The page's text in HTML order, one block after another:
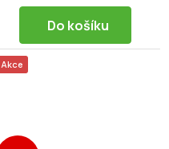
Do košíku
Akce